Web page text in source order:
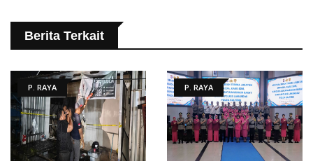
Berita Terkait
P. RAYA P. RAYA